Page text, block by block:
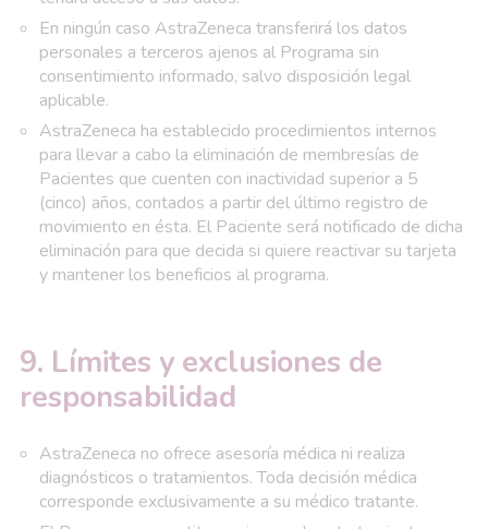
En ningún caso AstraZeneca transferirá los datos
personales a terceros ajenos al Programa sin
consentimiento informado, salvo disposición legal
aplicable.
AstraZeneca ha establecido procedimientos internos
para llevar a cabo la eliminación de membresías de
Pacientes que cuenten con inactividad superior a 5
(cinco) años, contados a partir del último registro de
movimiento en ésta. El Paciente será notificado de dicha
eliminación para que decida si quiere reactivar su tarjeta
y mantener los beneficios al programa.
9. Límites y exclusiones de
responsabilidad
AstraZeneca no ofrece asesoría médica ni realiza
diagnósticos o tratamientos. Toda decisión médica
corresponde exclusivamente a su médico tratante.